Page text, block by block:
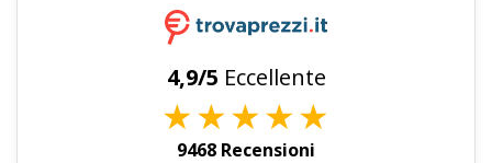
4,9/5 Eccellente
★★★★★
9468 Recensioni